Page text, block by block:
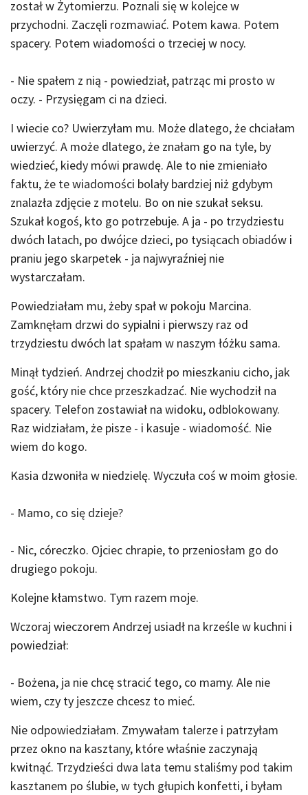
został w Żytomierzu. Poznali się w kolejce w
przychodni. Zaczęli rozmawiać. Potem kawa. Potem
spacery. Potem wiadomości o trzeciej w nocy.
- Nie spałem z nią - powiedział, patrząc mi prosto w
oczy. - Przysięgam ci na dzieci.
I wiecie co? Uwierzyłam mu. Może dlatego, że chciałam
uwierzyć. A może dlatego, że znałam go na tyle, by
wiedzieć, kiedy mówi prawdę. Ale to nie zmieniało
faktu, że te wiadomości bolały bardziej niż gdybym
znalazła zdjęcie z motelu. Bo on nie szukał seksu.
Szukał kogoś, kto go potrzebuje. A ja - po trzydziestu
dwóch latach, po dwójce dzieci, po tysiącach obiadów i
praniu jego skarpetek - ja najwyraźniej nie
wystarczałam.
Powiedziałam mu, żeby spał w pokoju Marcina.
Zamknęłam drzwi do sypialni i pierwszy raz od
trzydziestu dwóch lat spałam w naszym łóżku sama.
Minął tydzień. Andrzej chodził po mieszkaniu cicho, jak
gość, który nie chce przeszkadzać. Nie wychodził na
spacery. Telefon zostawiał na widoku, odblokowany.
Raz widziałam, że pisze - i kasuje - wiadomość. Nie
wiem do kogo.
Kasia dzwoniła w niedzielę. Wyczuła coś w moim głosie.
- Mamo, co się dzieje?
- Nic, córeczko. Ojciec chrapie, to przeniosłam go do
drugiego pokoju.
Kolejne kłamstwo. Tym razem moje.
Wczoraj wieczorem Andrzej usiadł na krześle w kuchni i
powiedział:
- Bożena, ja nie chcę stracić tego, co mamy. Ale nie
wiem, czy ty jeszcze chcesz to mieć.
Nie odpowiedziałam. Zmywałam talerze i patrzyłam
przez okno na kasztany, które właśnie zaczynają
kwitnąć. Trzydzieści dwa lata temu staliśmy pod takim
kasztanem po ślubie, w tych głupich konfetti, i byłam